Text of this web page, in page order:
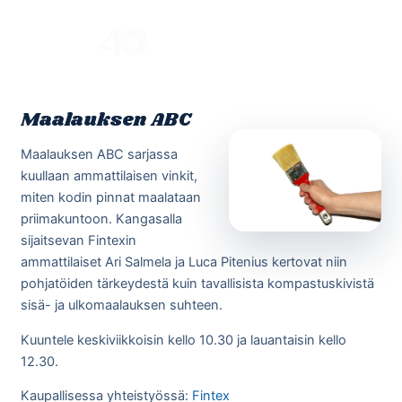
Maalauksen ABC
Maalauksen ABC sarjassa
kuullaan ammattilaisen vinkit,
miten kodin pinnat maalataan
priimakuntoon. Kangasalla
sijaitsevan Fintexin
ammattilaiset Ari Salmela ja Luca Pitenius kertovat niin
pohjatöiden tärkeydestä kuin tavallisista kompastuskivistä
sisä- ja ulkomaalauksen suhteen.
Kuuntele keskiviikkoisin kello 10.30 ja lauantaisin kello
12.30.
Kaupallisessa yhteistyössä: Fintex